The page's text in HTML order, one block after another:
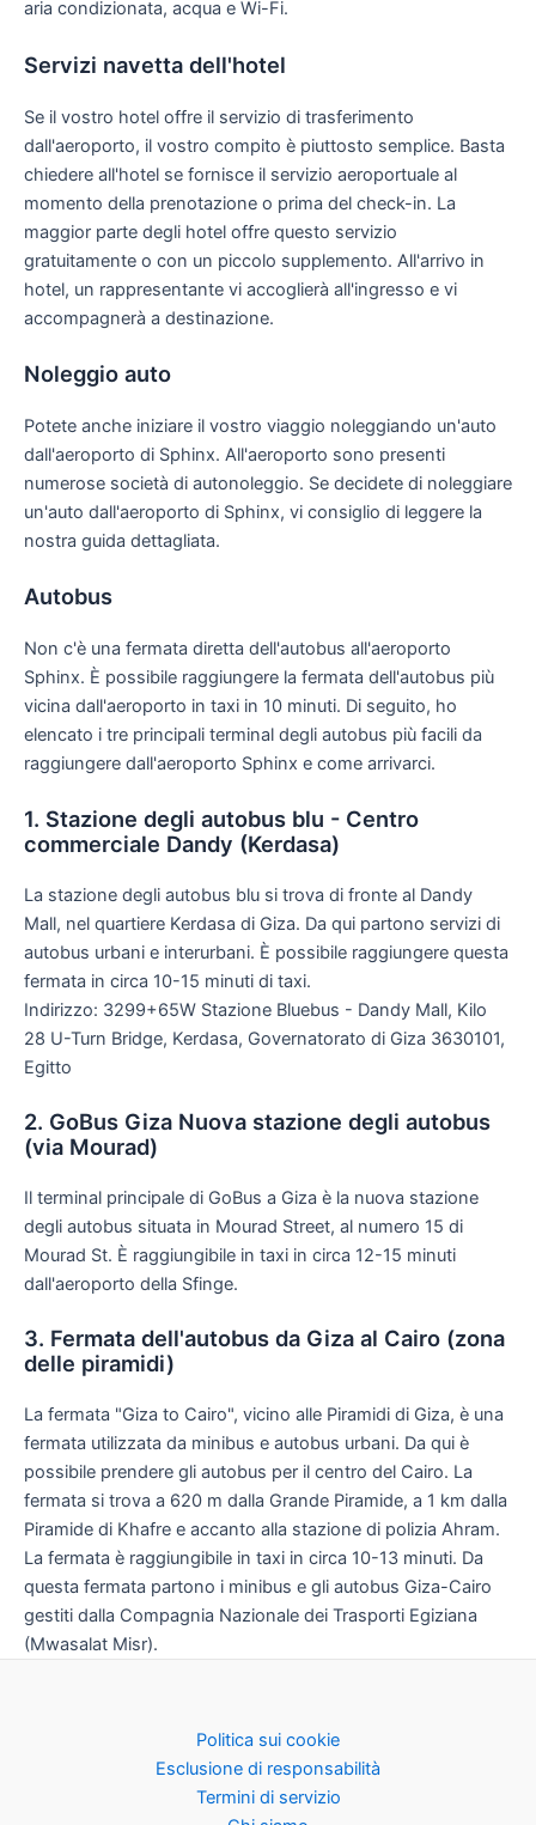
aria condizionata, acqua e Wi-Fi.
Servizi navetta dell'hotel
Se il vostro hotel offre il servizio di trasferimento
dall'aeroporto, il vostro compito è piuttosto semplice. Basta
chiedere all'hotel se fornisce il servizio aeroportuale al
momento della prenotazione o prima del check-in. La
maggior parte degli hotel offre questo servizio
gratuitamente o con un piccolo supplemento. All'arrivo in
hotel, un rappresentante vi accoglierà all'ingresso e vi
accompagnerà a destinazione.
Noleggio auto
Potete anche iniziare il vostro viaggio noleggiando un'auto
dall'aeroporto di Sphinx. All'aeroporto sono presenti
numerose società di autonoleggio. Se decidete di noleggiare
un'auto dall'aeroporto di Sphinx, vi consiglio di leggere la
nostra guida dettagliata.
Autobus
Non c'è una fermata diretta dell'autobus all'aeroporto
Sphinx. È possibile raggiungere la fermata dell'autobus più
vicina dall'aeroporto in taxi in 10 minuti. Di seguito, ho
elencato i tre principali terminal degli autobus più facili da
raggiungere dall'aeroporto Sphinx e come arrivarci.
1. Stazione degli autobus blu - Centro
commerciale Dandy (Kerdasa)
La stazione degli autobus blu si trova di fronte al Dandy
Mall, nel quartiere Kerdasa di Giza. Da qui partono servizi di
autobus urbani e interurbani. È possibile raggiungere questa
fermata in circa 10-15 minuti di taxi.
Indirizzo: 3299+65W Stazione Bluebus - Dandy Mall, Kilo
28 U-Turn Bridge, Kerdasa, Governatorato di Giza 3630101,
Egitto
2. GoBus Giza Nuova stazione degli autobus
(via Mourad)
Il terminal principale di GoBus a Giza è la nuova stazione
degli autobus situata in Mourad Street, al numero 15 di
Mourad St. È raggiungibile in taxi in circa 12-15 minuti
dall'aeroporto della Sfinge.
3. Fermata dell'autobus da Giza al Cairo (zona
delle piramidi)
La fermata "Giza to Cairo", vicino alle Piramidi di Giza, è una
fermata utilizzata da minibus e autobus urbani. Da qui è
possibile prendere gli autobus per il centro del Cairo. La
fermata si trova a 620 m dalla Grande Piramide, a 1 km dalla
Piramide di Khafre e accanto alla stazione di polizia Ahram.
La fermata è raggiungibile in taxi in circa 10-13 minuti. Da
questa fermata partono i minibus e gli autobus Giza-Cairo
gestiti dalla Compagnia Nazionale dei Trasporti Egiziana
(Mwasalat Misr).
Politica sui cookie
Esclusione di responsabilità
Termini di servizio